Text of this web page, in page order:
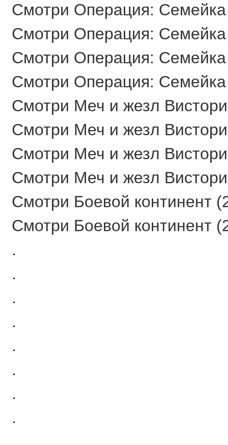
Смотри Операция: Семейка
Смотри Операция: Семейка
Смотри Операция: Семейка
Смотри Операция: Семейка
Смотри Меч и жезл
Смотри Меч и жезл
Смотри Меч и жезл
Смотри Меч и жезл
Смотри Боевой континент
Смотри Боевой континент
.
.
.
.
.
.
.
.